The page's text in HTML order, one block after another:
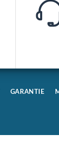
GARANTIE